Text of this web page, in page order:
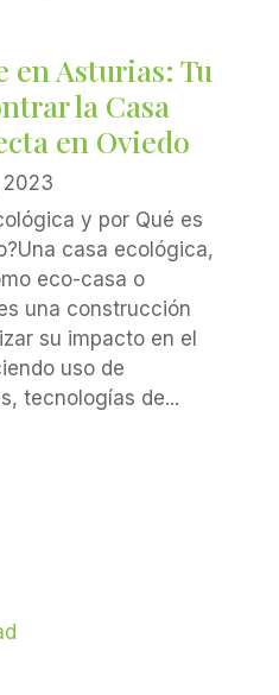
en Asturias: Tu
la Casa
en Oviedo
2023
y por Qué es
casa ecológica,
eco-casa o
una construcción
su impacto en el
uso de
tecnologías de...